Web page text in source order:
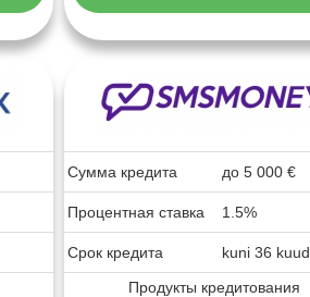
Сумма кредита до 5 000 €
Процентная ставка 1.5%
Срок кредита
kuni 36 kuud
Продукты кредитования